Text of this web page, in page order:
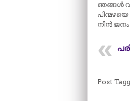
ഞങ്ങൾ
നിൻ
Post